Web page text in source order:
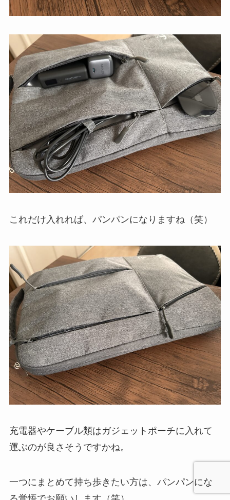
これだけ入れれば、パンパンになりますね（笑）
充電器やケーブル類はガジェットポーチに入れて
運ぶのが良さそうですかね。
一つにまとめて持ち歩きたい方は、パンパンにな